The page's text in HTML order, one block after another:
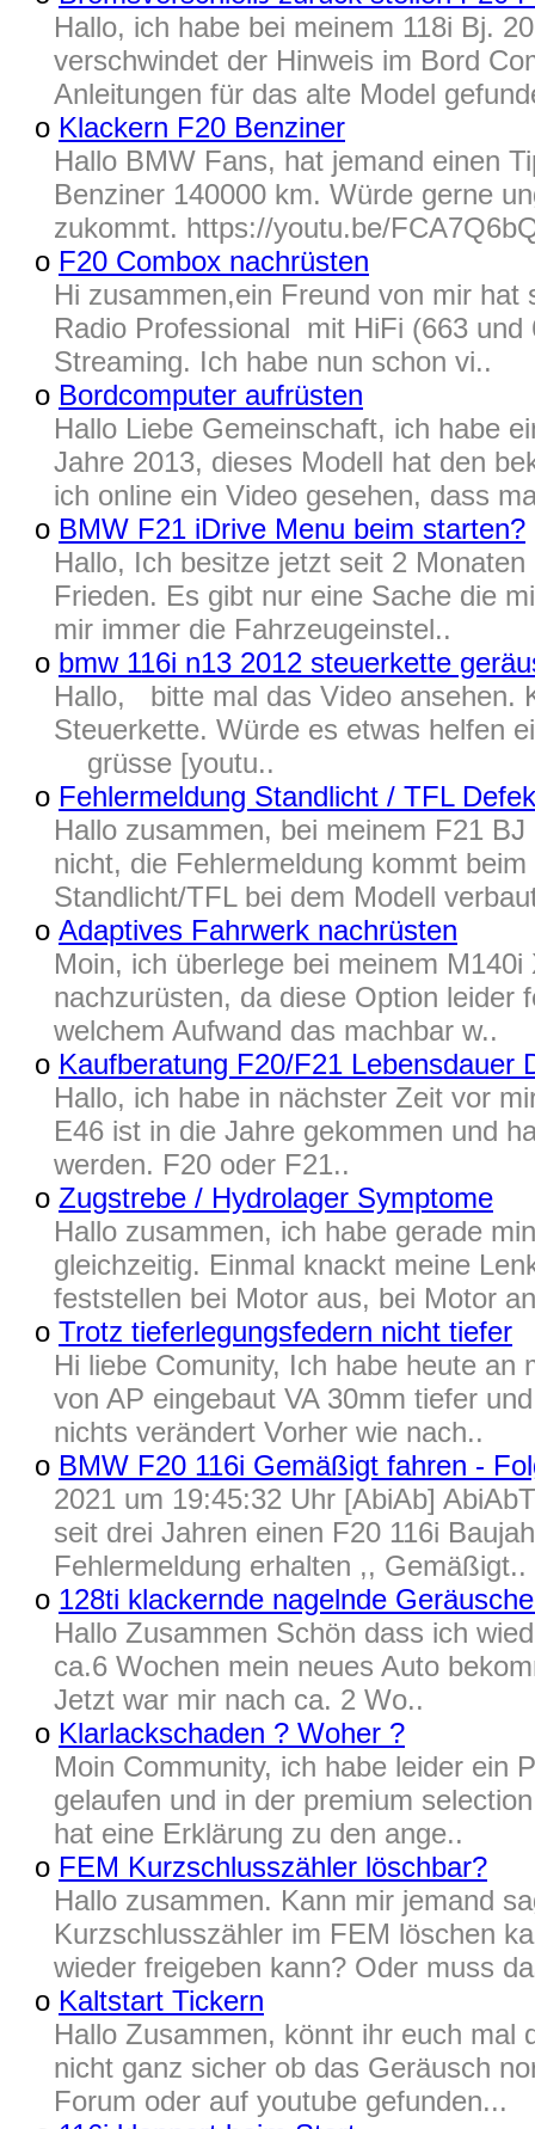
Hallo, ich habe bei meinem 118i Bj.
verschwindet der Hinweis im Bord
Anleitungen für das alte Model
o Klackern F20 Benziner
Hallo BMW Fans, hat jemand einen
Benziner 140000 km. Würde gerne
zukommt. https://youtu.be/
o F20 Combox nachrüsten
Hi zusammen,ein Freund von mir
Radio Professional mit HiFi (663
Streaming. Ich habe nun schon vi..
o Bordcomputer aufrüsten
Hallo Liebe Gemeinschaft, ich habe
Jahre 2013, dieses Modell hat den
ich online ein Video gesehen, dass
o BMW F21 iDrive Menu beim starten?
Hallo, Ich besitze jetzt seit 2
Frieden. Es gibt nur eine Sache die
mir immer die Fahrzeugeinstel..
o bmw 116i n13 2012 steuerkette
Hallo, bitte mal das Video ansehen.
Steuerkette. Würde es etwas helfen
grüsse [youtu..
o Fehlermeldung Standlicht / TFL
Hallo zusammen, bei meinem F21
nicht, die Fehlermeldung kommt
Standlicht/TFL bei dem Modell
o Adaptives Fahrwerk nachrüsten
Moin, ich überlege bei meinem
nachzurüsten, da diese Option leider
welchem Aufwand das machbar w..
o Kaufberatung F20/F21 Lebensdauer
Hallo, ich habe in nächster Zeit vor
E46 ist in die Jahre gekommen und
werden. F20 oder F21..
o Zugstrebe / Hydrolager Symptome
Hallo zusammen, ich habe gerade
gleichzeitig. Einmal knackt meine
feststellen bei Motor aus, bei Motor
o Trotz tieferlegungsfedern nicht tiefer
Hi liebe Comunity, Ich habe heute
von AP eingebaut VA 30mm tiefer
nichts verändert Vorher wie nach..
o BMW F20 116i Gemäßigt fahren -
2021 um 19:45:32 Uhr [AbiAb]
seit drei Jahren einen F20 116i
Fehlermeldung erhalten ,, Gemäßigt..
o 128ti klackernde nagelnde
Hallo Zusammen Schön dass ich
ca.6 Wochen mein neues Auto
Jetzt war mir nach ca. 2 Wo..
o Klarlackschaden ? Woher ?
Moin Community, ich habe leider ein
gelaufen und in der premium
hat eine Erklärung zu den ange..
o FEM Kurzschlusszähler löschbar?
Hallo zusammen. Kann mir jemand
Kurzschlusszähler im FEM löschen
wieder freigeben kann? Oder muss
o Kaltstart Tickern
Hallo Zusammen, könnt ihr euch mal
nicht ganz sicher ob das Geräusch
Forum oder auf youtube gefunden...